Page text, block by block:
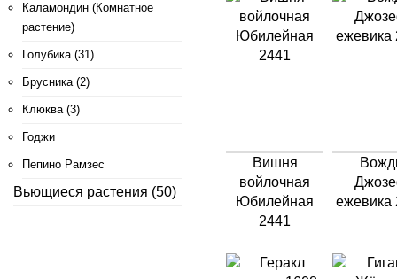
Каламондин (Комнатное
растение)
Голубика (31)
Брусника (2)
Клюква (3)
Годжи
Пепино Рамзес
Вьющиеся растения (50)
Вишня
войлочная
Юбилейная
2441
ежевика